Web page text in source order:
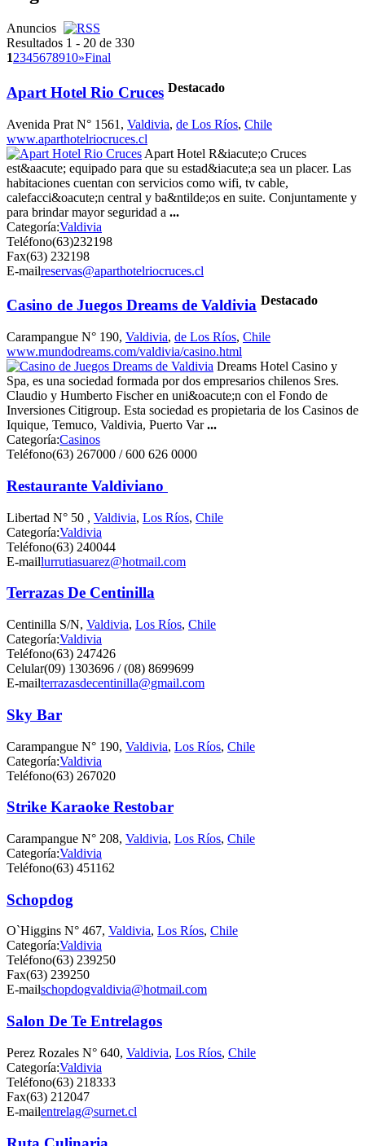
Anuncios
Resultados 1 - 20 de 330
12345678910»Final
Apart Hotel Rio Cruces Destacado
Avenida Prat N° 1561, Valdivia, de Los Ríos, Chile
www.aparthotelriocruces.cl
Apart Hotel R&iacute;o Cruces
est&aacute; equipado para que su estad&iacute;a sea un placer. Las
habitaciones cuentan con servicios como wifi, tv cable,
calefacci&oacute;n central y ba&ntilde;os en suite. Conjuntamente y
para brindar mayor seguridad a ...
Categoría:Valdivia
Teléfono(63)232198
Fax(63) 232198
E-mailreservas@aparthotelriocruces.cl
Casino de Juegos Dreams de Valdivia Destacado
Carampangue N° 190, Valdivia, de Los Ríos, Chile
www.mundodreams.com/valdivia/casino.html
Dreams Hotel Casino y
Spa, es una sociedad formada por dos empresarios chilenos Sres.
Claudio y Humberto Fischer en uni&oacute;n con el Fondo de
Inversiones Citigroup. Esta sociedad es propietaria de los Casinos de
Iquique, Temuco, Valdivia, Puerto Var...
Categoría:Casinos
Teléfono(63) 267000 / 600 626 0000
Restaurante Valdiviano
Libertad N° 50 , Valdivia, Los Ríos, Chile
Categoría:Valdivia
Teléfono(63) 240044
E-maillurrutiasuarez@hotmail.com
Terrazas De Centinilla
Centinilla S/N, Valdivia, Los Ríos, Chile
Categoría:Valdivia
Teléfono(63) 247426
Celular(09) 1303696 / (08) 8699699
E-mailterrazasdecentinilla@gmail.com
Sky Bar
Carampangue N° 190, Valdivia, Los Ríos, Chile
Categoría:Valdivia
Teléfono(63) 267020
Strike Karaoke Restobar
Carampangue N° 208, Valdivia, Los Ríos, Chile
Categoría:Valdivia
Teléfono(63) 451162
Schopdog
O`Higgins N° 467, Valdivia, Los Ríos, Chile
Categoría:Valdivia
Teléfono(63) 239250
Fax(63) 239250
E-mailschopdogvaldivia@hotmail.com
Salon De Te Entrelagos
Perez Rozales N° 640, Valdivia, Los Ríos, Chile
Categoría:Valdivia
Teléfono(63) 218333
Fax(63) 212047
E-mailentrelag@surnet.cl